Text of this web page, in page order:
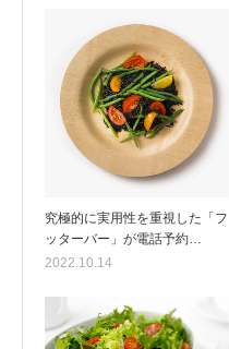
究極的に実用性を重視した「フ
ッターバー」が電話予約…
2022.10.14